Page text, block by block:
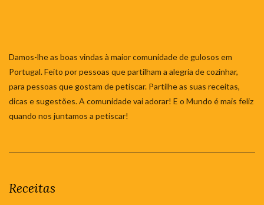
Damos-lhe as boas vindas à maior comunidade de gulosos em
Portugal. Feito por pessoas que partilham a alegria de cozinhar,
para pessoas que gostam de petiscar. Partilhe as suas receitas,
dicas e sugestões. A comunidade vai adorar! E o Mundo é mais feliz
quando nos juntamos a petiscar!
Receitas